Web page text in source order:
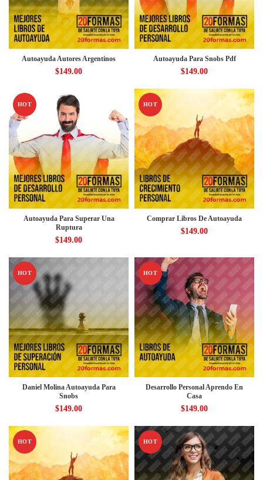
Autoayuda Autores Argentinos
$149.00
Autoayuda Para Snobs Pdf
$149.00
HOT
Autoayuda Para Superar Una
Ruptura
$149.00
HOT
Comprar Libros De Autoayuda
$149.00
HOT
Daniel Molina Autoayuda Para
Snobs
$149.00
HOT
Desarrollo Personal Aprendo En
Casa
$149.00
HOT HOT